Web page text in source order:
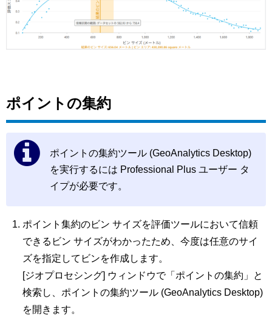
ポイントの集約
ポイントの集約ツール (GeoAnalytics Desktop)
を実行するには Professional Plus ユーザー タ
イプが必要です。
ポイント集約のビン サイズを評価ツールにおいて信頼
できるビン サイズがわかったため、今度は任意のサイ
ズを指定してビンを作成します。
[ジオプロセシング] ウィンドウで「ポイントの集約」と
検索し、ポイントの集約ツール (GeoAnalytics Desktop)
を開きます。